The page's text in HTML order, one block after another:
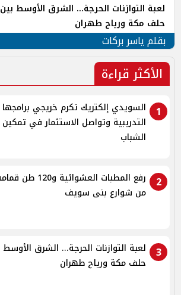
لعبة التوازنات الحرجة... الشرق الأوسط بين
حلف مكة ورياح طهران
بقلم ياسر بركات
الأكثر قراءة
1
السويدي إلكتريك تكرم خريجي برامجها
التدريبية وتواصل الاستثمار في تمكين
الشباب
2
رفع المطبات العشوائية و120 طن
من شوارع بنى سويف
3
لعبة التوازنات الحرجة... الشرق الأوسط
حلف مكة ورياح طهران